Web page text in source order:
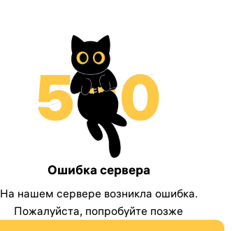
Ошибка сервера
На нашем сервере возникла ошибка.
Пожалуйста, попробуйте позже